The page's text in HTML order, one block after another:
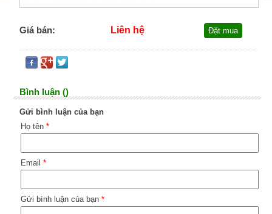
Giá bán: Liên hệ Đặt mua
Bình luận ()
Gửi bình luận của bạn
Họ tên *
Email *
Gửi bình luận của bạn *